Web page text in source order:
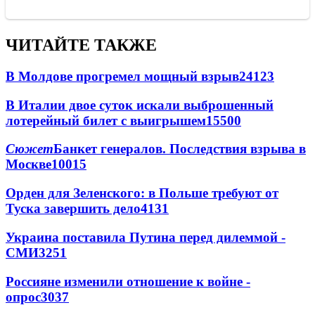
ЧИТАЙТЕ ТАКЖЕ
В Молдове прогремел мощный взрыв24123
В Италии двое суток искали выброшенный
лотерейный билет с выигрышем15500
СюжетБанкет генералов. Последствия взрыва в
Москве10015
Орден для Зеленского: в Польше требуют от
Туска завершить дело4131
Украина поставила Путина перед дилеммой -
СМИ3251
Россияне изменили отношение к войне -
опрос3037